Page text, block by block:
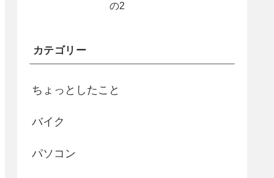
の2
カテゴリー
ちょっとしたこと
バイク
パソコン